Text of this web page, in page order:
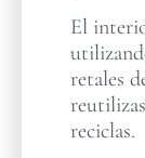
El
retales
reciclas.